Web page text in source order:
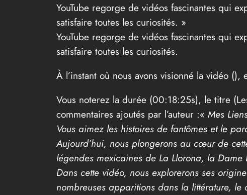
YouTube regorge de vidéos fascinantes qui
satisfaire toutes les curiosités. »
YouTube regorge de vidéos fascinantes qui
satisfaire toutes les curiosités.
À l’instant où nous avons visionné la vidéo (),
Vous noterez la durée (00:18:25s), le titre
commentaires ajoutés par l’auteur :« Mes
Vous aimez les histoires de fantômes et le
Aujourd’hui, nous plongerons au cœur de
légendes mexicaines de La Llorona, la
Dans cette vidéo, nous explorerons ses
nombreuses apparitions dans la littérature,